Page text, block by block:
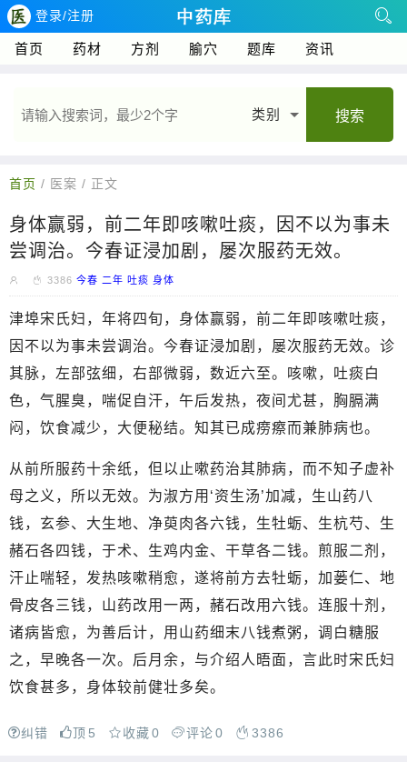
登录/注册
首页 药材 方剂 腧穴 题库 资讯
类别 搜索
首页 / 医案 / 正文
身体赢弱，前二年即咳嗽吐痰，因不以为事未
尝调治。今春证浸加剧，屡次服药无效。
3386 今春 二年 吐痰 身体
津埠宋氏妇，年将四旬，身体赢弱，前二年即咳嗽吐痰，
因不以为事未尝调治。今春证浸加剧，屡次服药无效。诊
其脉，左部弦细，右部微弱，数近六至。咳嗽，吐痰白
色，气腥臭，喘促自汗，午后发热，夜间尤甚，胸膈满
闷，饮食减少，大便秘结。知其已成痨瘵而兼肺病也。
从前所服药十余纸，但以止嗽药治其肺病，而不知子虚补
母之义，所以无效。为淑方用‘资生汤’加减，生山药八
钱，玄参、大生地、净萸肉各六钱，生牡蛎、生杭芍、生
赭石各四钱，于术、生鸡内金、干草各二钱。煎服二剂，
汗止喘轻，发热咳嗽稍愈，遂将前方去牡蛎，加蒌仁、地
骨皮各三钱，山药改用一两，赭石改用六钱。连服十剂，
诸病皆愈，为善后计，用山药细末八钱煮粥，调白糖服
之，早晚各一次。后月余，与介绍人晤面，言此时宋氏妇
饮食甚多，身体较前健壮多矣。
纠错 顶 5 收藏0 评论0 3386